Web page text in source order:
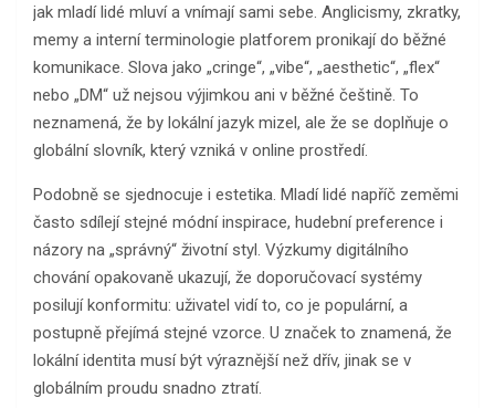
jak mladí lidé mluví a vnímají sami sebe. Anglicismy, zkratky,
memy a interní terminologie platforem pronikají do běžné
komunikace. Slova jako „cringe“, „vibe“, „aesthetic“, „flex“
nebo „DM“ už nejsou výjimkou ani v běžné češtině. To
neznamená, že by lokální jazyk mizel, ale že se doplňuje o
globální slovník, který vzniká v online prostředí.
Podobně se sjednocuje i estetika. Mladí lidé napříč zeměmi
často sdílejí stejné módní inspirace, hudební preference i
názory na „správný“ životní styl. Výzkumy digitálního
chování opakovaně ukazují, že doporučovací systémy
posilují konformitu: uživatel vidí to, co je populární, a
postupně přejímá stejné vzorce. U značek to znamená, že
lokální identita musí být výraznější než dřív, jinak se v
globálním proudu snadno ztratí.